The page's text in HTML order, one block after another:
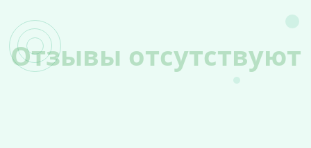
Отзывы отсутствуют